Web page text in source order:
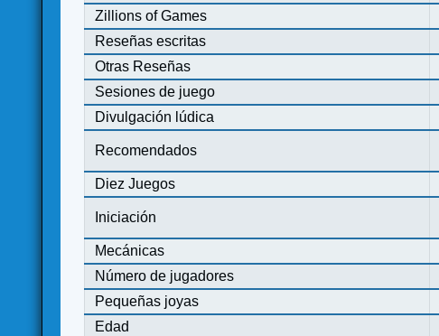
Zillions of Games
Reseñas escritas
Otras Reseñas
Sesiones de juego
Divulgación lúdica
Recomendados
Diez Juegos
Iniciación
Mecánicas
Número de jugadores
Pequeñas joyas
Edad